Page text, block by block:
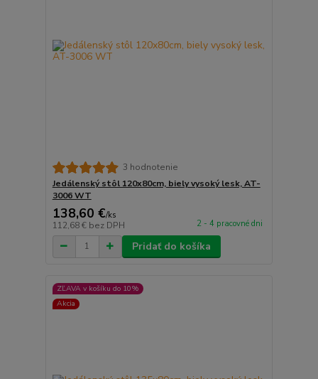
3 hodnotenie
Jedálenský stôl 120x80cm, biely vysoký lesk, AT-
3006 WT
138,60 €/ks
112,68 € bez DPH 2 - 4 pracovné dni
Pridať do košíka
ZĽAVA v košíku do 10%
Akcia